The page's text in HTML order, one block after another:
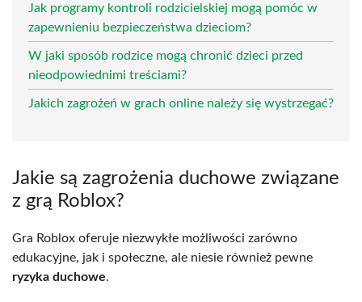
Jak programy kontroli rodzicielskiej mogą pomóc w
zapewnieniu bezpieczeństwa dzieciom?
W jaki sposób rodzice mogą chronić dzieci przed
nieodpowiednimi treściami?
Jakich zagrożeń w grach online należy się wystrzegać?
Jakie są zagrożenia duchowe związane
z grą Roblox?
Gra Roblox oferuje niezwykłe możliwości zarówno
edukacyjne, jak i społeczne, ale niesie również pewne
ryzyka duchowe.